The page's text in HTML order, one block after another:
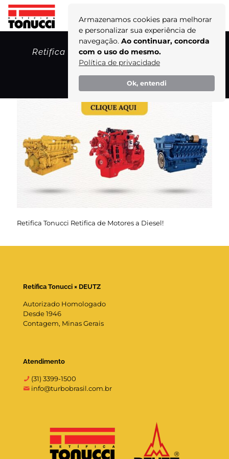
Armazenamos cookies para melhorar
e personalizar sua experiência de
navegação. Ao continuar, concorda
com o uso do mesmo.
Política de privacidade
Ok, entendi
Retifica Tonucci Retifica de Motores a
Diesel!
Home
Retifica Tonucci Retifica de Motores a Diesel!
Retífica Tonucci × DEUTZ
Autorizado Homologado
Desde 1946
Contagem, Minas Gerais
Atendimento
(31) 3399-1500
info@turbobrasil.com.br